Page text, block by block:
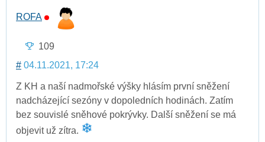
ROFA
109
# 04.11.2021, 17:24
Z KH a naší nadmořské výšky hlásím první sněžení
nadcházející sezóny v dopoledních hodinách. Zatím
bez souvislé sněhové pokrývky. Další sněžení se má
objevit už zítra.